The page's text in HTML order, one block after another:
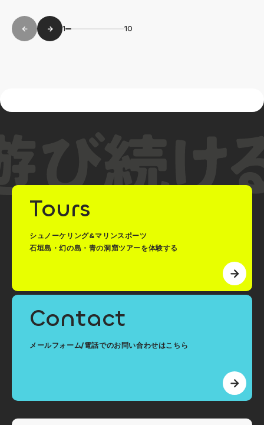
1 10
Tours
シュノーケリング&マリンスポーツ
石垣島・幻の島・青の洞窟ツアーを体験する
Contact
メールフォーム/電話でのお問い合わせはこちら